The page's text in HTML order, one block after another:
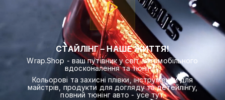
СТАЙЛІНГ – НАШЕ ЖИТТЯ!
Wrap.Shop - ваш путівник у світ автомобільного
вдосконалення та тюнінгу.
Кольорові та захисні плівки, інструменти для
майстрів, продукти для догляду та детейлінгу,
повний тюнінг авто - усе тут.